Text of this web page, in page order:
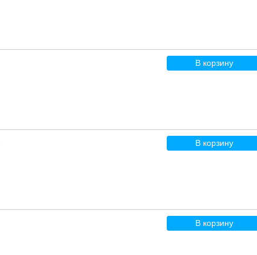
В корзину
В корзину
В корзину